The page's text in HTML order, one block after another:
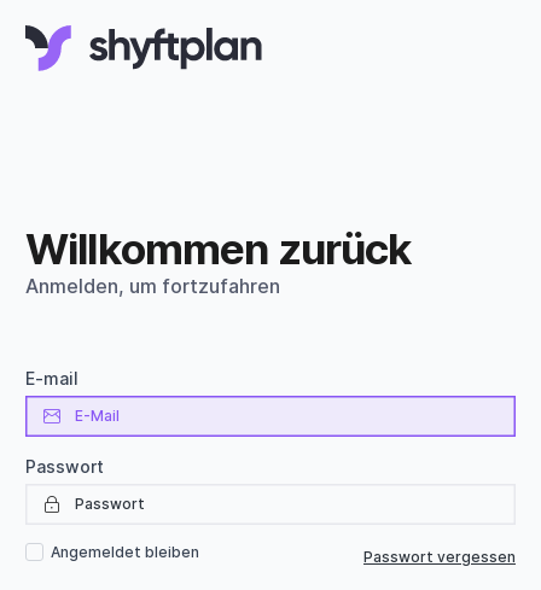
Willkommen zurück
Anmelden, um fortzufahren
E-mail
Passwort
Angemeldet bleiben Passwort vergessen